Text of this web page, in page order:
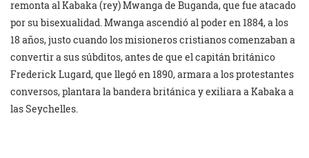
remonta al Kabaka (rey) Mwanga de Buganda, que fue atacado
por su bisexualidad. Mwanga ascendió al poder en 1884, a los
18 años, justo cuando los misioneros cristianos comenzaban a
convertir a sus súbditos, antes de que el capitán británico
Frederick Lugard, que llegó en 1890, armara a los protestantes
conversos, plantara la bandera británica y exiliara a Kabaka a
las Seychelles.